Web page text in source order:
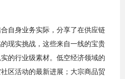
身业务实际，分享了在供应链
现实挑战，这些来自一线的宝贵
的行业级素材。低空经济领域的
区活动的最新进展；大宗商品贸